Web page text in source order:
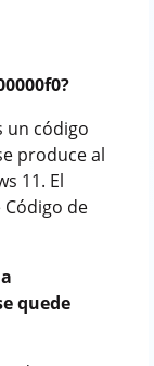
un código
produce al
11. El
de
quede